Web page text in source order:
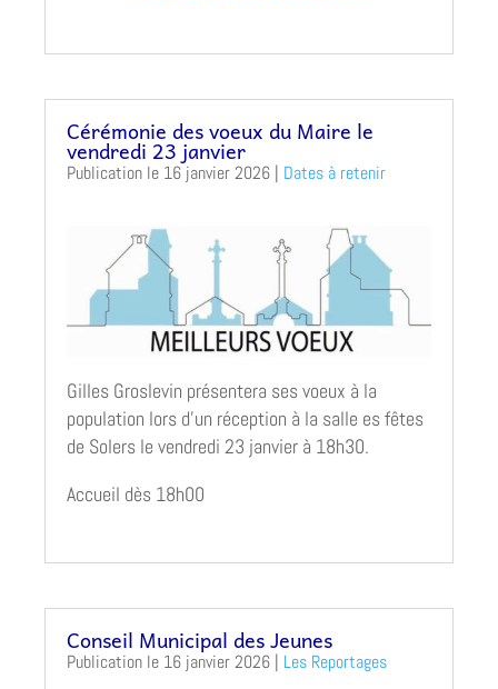
Cérémonie des voeux du Maire le
vendredi 23 janvier
16 janvier 2026 | Dates à retenir
Gilles Groslevin présentera ses voeux à la
population lors d’un réception à la salle es fêtes
de Solers le vendredi 23 janvier à 18h30.
Accueil dès 18h00
Conseil Municipal des Jeunes
16 janvier 2026 | Les Reportages